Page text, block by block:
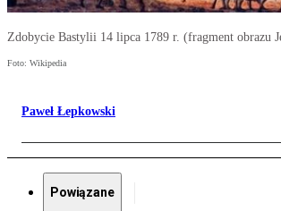
Zdobycie Bastylii 14 lipca 1789 r. (fragment obrazu
Foto: Wikipedia
Paweł Łepkowski
Powiązane